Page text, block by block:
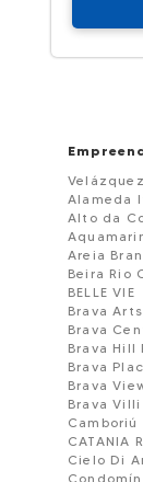
Alameda
Alto da
Areia
Beira Rio
BELLE VIE
Brava
Brava
Brava Hill
Brava
Brava
Brava
Camboriú
CATANIA
Cielo Di